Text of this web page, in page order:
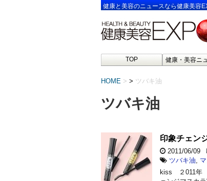
健康と美容のニュースなら健康美容
TOP 健康・美容ニ
HOME > ツバキ油
ツバキ油
印象チェン
2011/06/09
ツバキ油
kiss ２011年